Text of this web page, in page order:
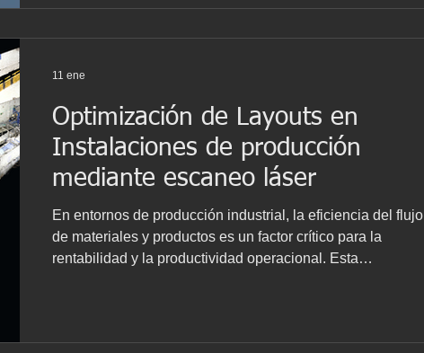
dense three-dimensional point cloud of the existing
Optimización de Layouts en
Instalaciones de producción
mediante escaneo láser
En entornos de producción industrial, la eficiencia del flujo
de materiales y productos es un factor crítico para la
rentabilidad y la productividad operacional. Esta
nueva maquinaria. Un caso paradigmático lo constituyen
11 ene